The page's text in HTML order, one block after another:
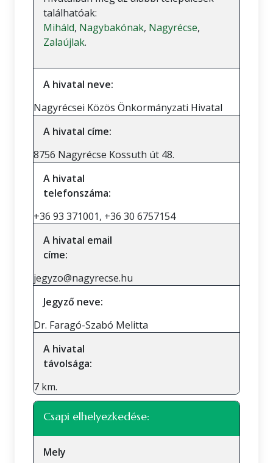
találhatóak:
Miháld, Nagybakónak, Nagyrécse,
Zalaújlak.
A hivatal neve:
Nagyrécsei Közös Önkormányzati Hivatal
A hivatal címe:
8756 Nagyrécse Kossuth út 48.
A hivatal
telefonszáma:
+36 93 371001, +36 30 6757154
A hivatal email
címe:
jegyzo@nagyrecse.hu
Jegyző neve:
Dr. Faragó-Szabó Melitta
A hivatal
távolsága:
7 km.
Csapi elhelyezkedése:
Mely